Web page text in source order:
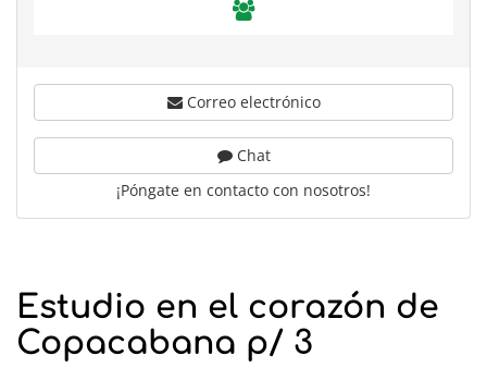
Estudio en el corazón de
Copacabana p/ 3
Correo electrónico
Chat
¡Póngate en contacto con nosotros!